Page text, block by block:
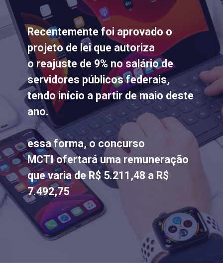
Recentemente foi aprovado o
projeto de lei que autoriza
o reajuste de 9% no salário de
servidores públicos federais,
tendo início a partir de maio deste
ano.
essa forma, o concurso
MCTI ofertará uma remuneração
que varia de R$ 5.211,48 a R$
7.492,75